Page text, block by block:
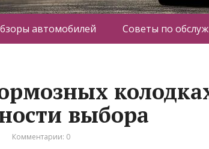
автомобилей Советы по
выбора
Комментарии: 0